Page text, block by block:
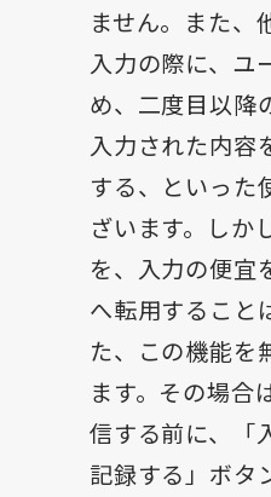
ません。また、
入力の際に、ユ
め、二度目以降
入力された内容
する、といった
ざいます。しか
を、入力の便宜
へ転用すること
た、この機能を
ます。その場合
信する前に、「
記録する」ボタ